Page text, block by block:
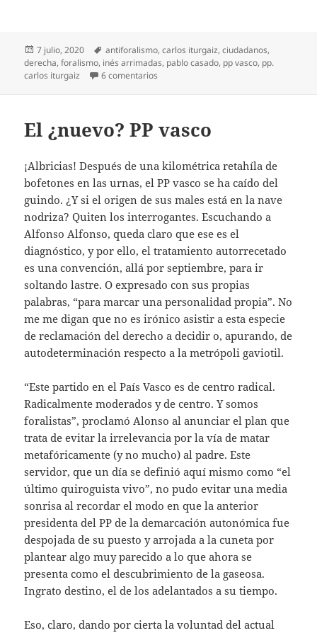
Publicado
el
7 julio, 2020 Etiquetas
antiforalismo,carlos iturgaiz,ciudadanos,
derecha,foralismo, inés arrimadas, pablo casado, pp vasco, pp.
carlos iturgaiz
6 comentarios
El ¿nuevo? PP vasco
¡Albricias! Después de una kilométrica retahíla de
bofetones en las urnas, el PP vasco se ha caído del
guindo. ¿Y si el origen de sus males está en la nave
nodriza? Quiten los interrogantes. Escuchando a
Alfonso Alfonso, queda claro que ese es el
diagnóstico, y por ello, el tratamiento autorrecetado
es una convención, allá por septiembre, para ir
soltando lastre. O expresado con sus propias
palabras, “para marcar una personalidad propia”. No
me me digan que no es irónico asistir a esta especie
de reclamación del derecho a decidir o, apurando, de
autodeterminación respecto a la metrópoli gaviotil.
“Este partido en el País Vasco es de centro radical.
Radicalmente moderados y de centro. Y somos
foralistas”, proclamó Alonso al anunciar el plan que
trata de evitar la irrelevancia por la vía de matar
metafóricamente (y no mucho) al padre. Este
servidor, que un día se definió aquí mismo como “el
último quiroguista vivo”, no pudo evitar una media
sonrisa al recordar el modo en que la anterior
presidenta del PP de la demarcación autonómica fue
despojada de su puesto y arrojada a la cuneta por
plantear algo muy parecido a lo que ahora se
presenta como el descubrimiento de la gaseosa.
Ingrato destino, el de los adelantados a su tiempo.
Eso, claro, dando por cierta la voluntad del actual